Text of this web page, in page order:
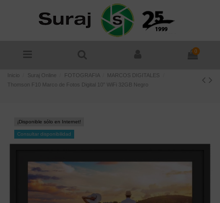
0
Inicio Suraj Online FOTOGRAFIA
MARCOS DIGITALES
Thomson F10 Marco de Fotos Digital 10'' WiFi 32GB Negro
¡Disponible sólo en Internet!
Consultar disponibilidad